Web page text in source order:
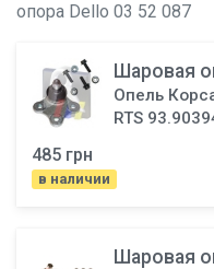
опора Dello 03 52 087
Шаровая
Опель
RTS
485 грн
в наличии
Шаровая